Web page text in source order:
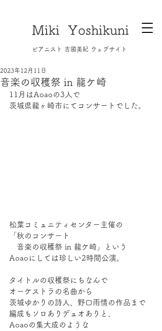
Miki Yoshikuni
​ピアニスト 吉國美紀 ウェブサイト
音楽の収穫祭 in 龍ケ崎
2023年12月11日
11月はAoaoの3人で
茨城県龍ヶ崎市にてコンサートでした。
松葉コミュニティセンター主催の
「秋のコンサート
音楽の収穫祭 in 龍ケ崎」という
Aoaoにしては珍しい2時間公演。
タイトルの収穫祭にちなんで
オーケストラの名曲から
茨城ゆかりの詩人、野口雨情の作品まで
編成もソロありデュオありと、
Aoaoの集大成のような